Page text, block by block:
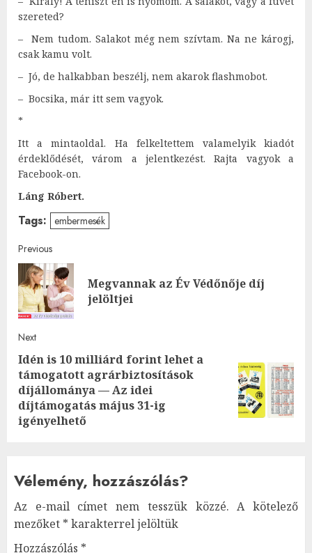
szereted?
– Nem tudom. Salakot még nem szívtam. Na ne károgj,
csak kamu volt.
– Jó, de halkabban beszélj, nem akarok flashmobot.
– Bocsika, már itt sem vagyok.
*
Itt a mintaoldal. Ha felkeltettem valamelyik kiadót
érdeklődését, várom a jelentkezést. Rajta vagyok a
Facebook-on.
Láng Róbert.
Tags: embermesék
Post
navigation
Previous
Megvannak az Év Védőnője díj
jelöltjei
Next
Next
post:
Idén is 10 milliárd forint lehet a
támogatott agrárbiztosítások
díjállománya — Az idei
díjtámogatás május 31-ig
igényelhető
Vélemény, hozzászólás?
Az e-mail címet nem tesszük közzé. A kötelező
mezőket * karakterrel jelöltük
Hozzászólás *